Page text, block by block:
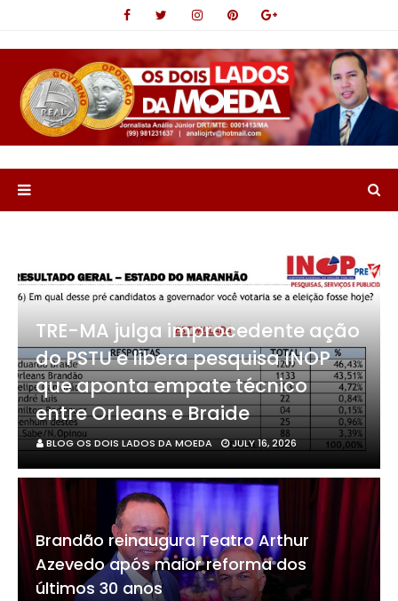
TRE-MA julga improcedente ação
do PSTU e libera pesquisa INOP
que aponta empate técnico
entre Orleans e Braide
BLOG OS DOIS LADOS DA MOEDA JULY 16, 2026
Brandão reinaugura Teatro Arthur
Azevedo após maior reforma dos
últimos 30 anos